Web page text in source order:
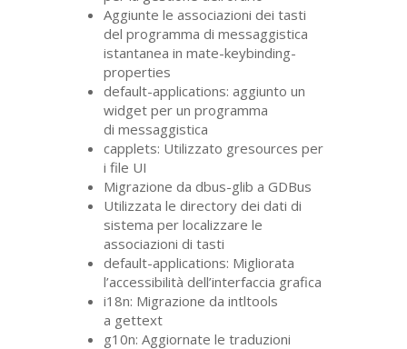
Aggiunte le associazioni dei tasti
del programma di messaggistica
istantanea in mate-keybinding-
properties
default-applications: aggiunto un
widget per un programma
di messaggistica
capplets: Utilizzato gresources per
i file UI
Migrazione da dbus-glib a GDBus
Utilizzata le directory dei dati di
sistema per localizzare le
associazioni di tasti
default-applications: Migliorata
l’accessibilità dell’interfaccia grafica
i18n: Migrazione da intltools
a gettext
g10n: Aggiornate le traduzioni